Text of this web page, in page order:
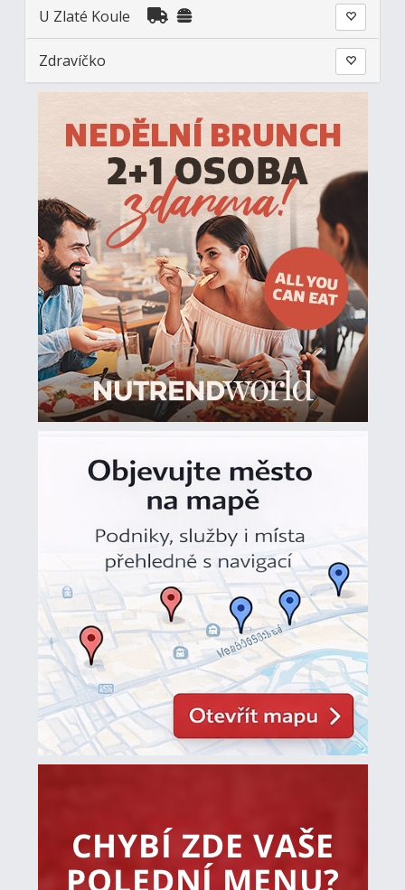
U Zlaté Koule
Zdravíčko